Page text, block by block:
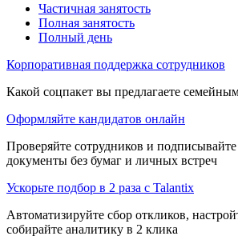
Частичная занятость
Полная занятость
Полный день
Корпоративная поддержка сотрудников
Какой соцпакет вы предлагаете
Оформляйте кандидатов онлайн
Проверяйте сотрудников и
документы без бумаг и личных встреч
Ускорьте подбор в 2 раза с Talantix
Автоматизируйте сбор откликов,
собирайте аналитику в 2 клика